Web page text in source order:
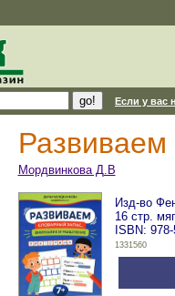
Если у вас
Мордвинкова Д.В
Изд-во
16 стр.
ISBN:
1331560